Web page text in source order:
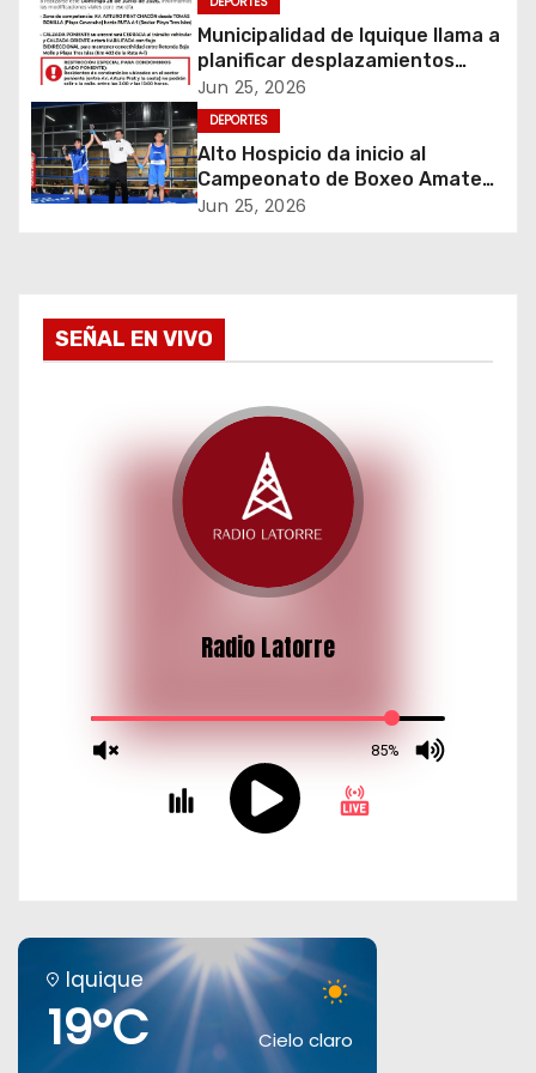
n
d
e
e
r
Municipalidad de Iquique llama a
planificar desplazamientos
durante Iquique 5150 Triathlon
Jun 25, 2026
DEPORTES
Alto Hospicio da inicio al
Campeonato de Boxeo Amateur
Olímpico Guantes de Oro
Jun 25, 2026
SEÑAL EN VIVO
Iquique
19°C Cielo claro